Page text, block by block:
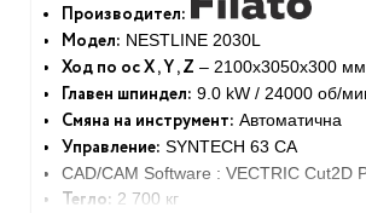
Производител:
Модел: NESTLINE 2030L
Ход по ос X , Y , Z – 2100x3050x300 мм
Главен шпиндел: 9.0 kW / 24000 об/
Смяна на инструмент: Автоматична
Управление: SYNTECH 63 CA
CAD/CAM Software : VECTRIC Cut2D
Тегло: 2 700 кг